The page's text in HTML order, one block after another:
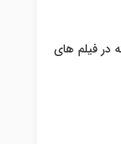
در فیلم های